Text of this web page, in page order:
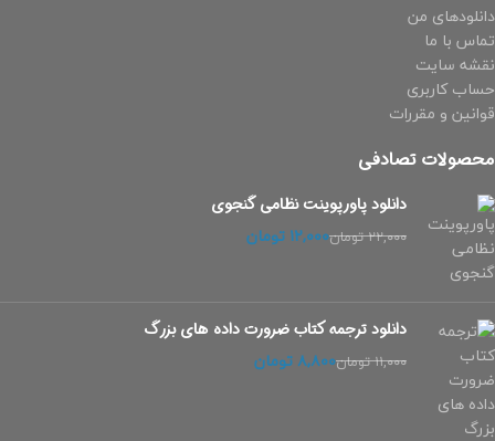
دانلودهای من
تماس با ما
نقشه سایت
حساب کاربری
قوانین و مقررات
محصولات تصادفی
دانلود پاورپوینت نظامی گنجوی
۲۲,۰۰۰تومان۱۲,۰۰۰ تومان
دانلود ترجمه کتاب ضرورت داده های بزرگ
۱۱,۰۰۰تومان۸,۸۰۰ تومان